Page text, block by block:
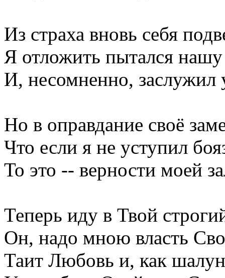
Из страха вновь себя
Я отложить пытался
И, несомненно, заслужил
Но в оправдание своё
Что если я не уступил
То это -- верности моей
Теперь иду в Твой
Он, надо мною власть
Таит Любовь и, как